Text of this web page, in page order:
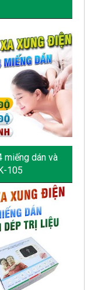
miếng dán và
105